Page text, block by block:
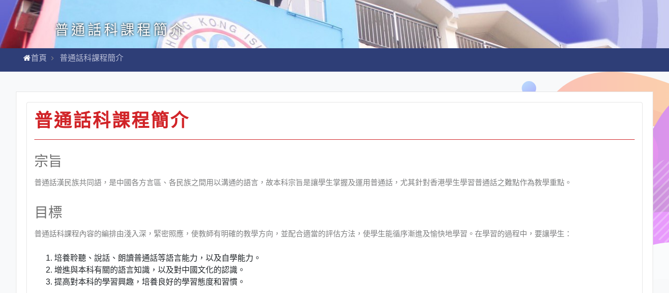
普通話科課程簡介
首頁 普通話科課程簡介
普通話科課程簡介
宗旨
普通話漢民族共同語，是中國各方言區、各民族之間用以溝通的語言，故本科宗旨是讓學生掌握及運用普通話，尤其針對香港學生學習普通話之難點作為教學重點。
目標
普通話科課程內容的編排由淺入深，緊密照應，使教師有明確的教學方向，並配合適當的評估方法，使學生能循序漸進及愉快地學習。在學習的過程中，要讓學生：
培養聆聽、說話、朗讀普通話等語言能力，以及自學能力。
增進與本科有關的語言知識，以及對中國文化的認識。
提高對本科的學習興趣，培養良好的學習態度和習慣。